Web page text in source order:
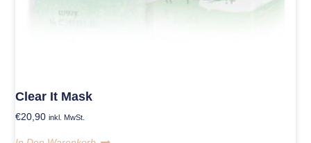
Clear It Mask
€20,90 inkl. MwSt.